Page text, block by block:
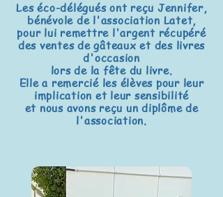
Les éco-délégués ont reçu Jennifer,
bénévole de l'association Latet,
pour lui remettre l'argent récupéré
des ventes de gâteaux et des livres
d'occasion
lors de la fête du livre.
Elle a remercié les élèves pour leur
implication et leur sensibilité
et nous avons reçu un diplôme de
l'association.